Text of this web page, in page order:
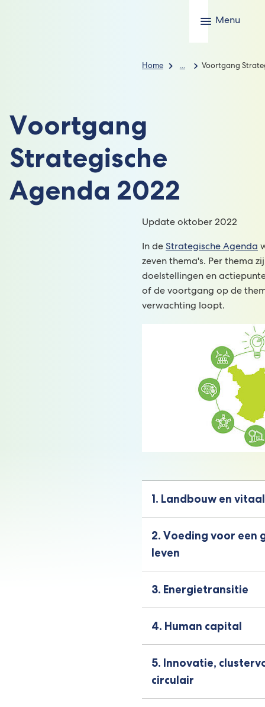
Menu
Home ... Voortgang
Voortgang
Strategische
Agenda 2022
Update oktober 2022
In de Strategische Agenda
zeven thema's. Per thema
doelstellingen en
of de voortgang op de
verwachting loopt.
1. Landbouw en
2. Voeding voor een
leven
3. Energietransitie
4. Human capital
5. Innovatie,
circulair